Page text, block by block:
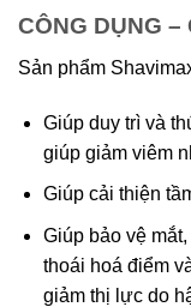
CÔNG DỤNG –
Sản phẩm
Giúp duy trì và
giúp giảm viêm
Giúp cải thiện
Giúp bảo vệ
thoái hoá điểm
giảm thị lực do